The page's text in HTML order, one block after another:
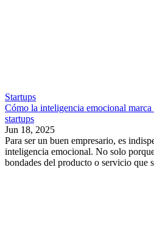
Startups
Cómo la inteligencia emocional
startups
Jun 18, 2025
Para ser un buen empresario, es
inteligencia emocional. No solo
bondades del producto o servicio que